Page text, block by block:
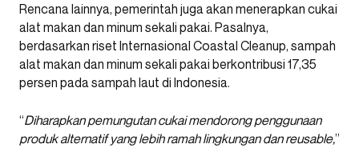
Rencana lainnya, pemerintah juga akan menerapkan cukai
alat makan dan minum sekali pakai. Pasalnya,
berdasarkan riset Internasional Coastal Cleanup, sampah
alat makan dan minum sekali pakai berkontribusi 17,35
persen pada sampah laut di Indonesia.
“Diharapkan pemungutan cukai mendorong penggunaan
produk alternatif yang lebih ramah lingkungan dan reusable,”